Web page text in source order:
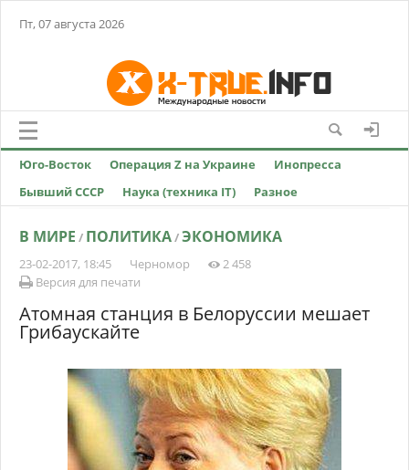
Пт, 07 августа 2026
Юго-Восток Операция Z на Украине
Инопресса
Бывший СССР
Наука (техника IT) Разное
В МИРЕ / ПОЛИТИКА/ЭКОНОМИКА
23-02-2017, 18:45 Черномор
2 458
Версия для печати
Атомная станция в Белоруссии мешает
Грибаускайте